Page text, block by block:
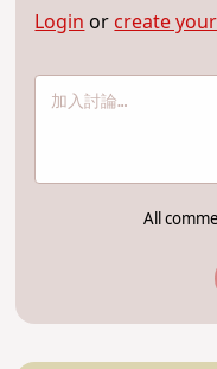
Loginorcreate
All